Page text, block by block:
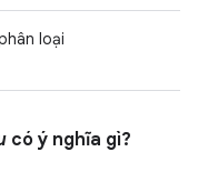
loại
có ý nghĩa gì?